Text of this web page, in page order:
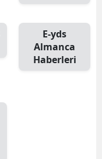
E-yds
Almanca
Haberleri